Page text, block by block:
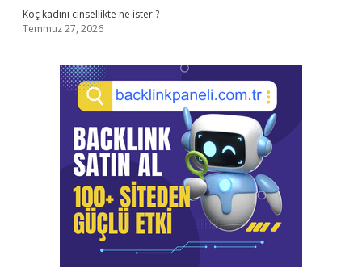
Koç kadını cinsellikte ne ister ?
Temmuz 27, 2026